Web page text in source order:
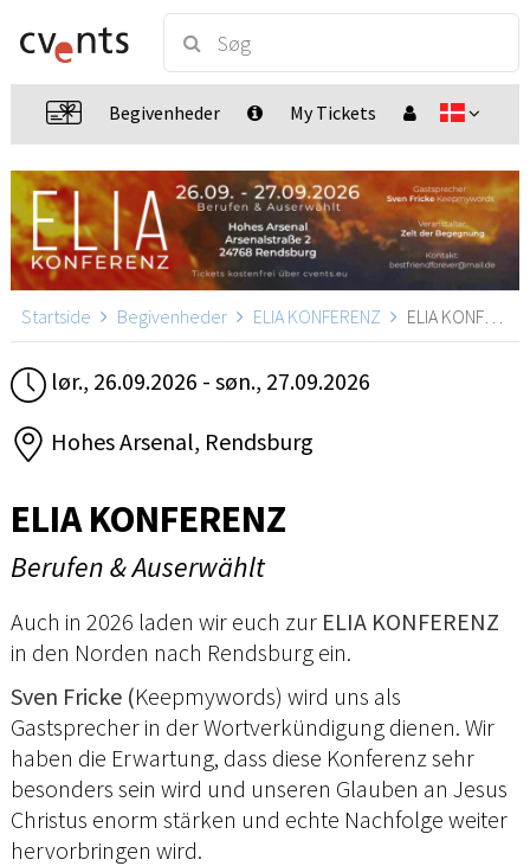
Begivenheder My Tickets
Startside Begivenheder ELIA KONFERENZ ELIA KONFERENZ, Rendsburg
lør., 26.09.2026 - søn., 27.09.2026
Hohes Arsenal, Rendsburg
ELIA KONFERENZ
Berufen & Auserwählt
Auch in 2026 laden wir euch zur ELIA KONFERENZ
in den Norden nach Rendsburg ein.
Sven Fricke (Keepmywords) wird uns als
Gastsprecher in der Wortverkündigung dienen. Wir
haben die Erwartung, dass diese Konferenz sehr
besonders sein wird und unseren Glauben an Jesus
Christus enorm stärken und echte Nachfolge weiter
hervorbringen wird.